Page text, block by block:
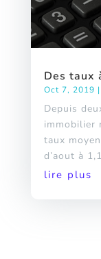
Des taux
Oct 7, 2019 |
Depuis
immobilier
taux
d’aout à
lire plus